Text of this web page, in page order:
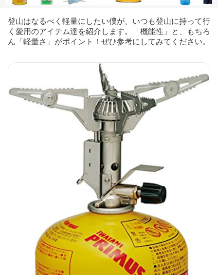
登山はなるべく軽量にしたい僕が、いつも登山に持って行
く愛用のアイテム達を紹介します。「機能性」と、もちろ
ん「軽量さ」がポイント！ぜひ参考にしてみてください。